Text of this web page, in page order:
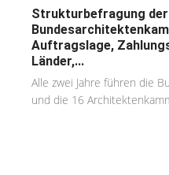
Strukturbefragung der
Auftragslage,
Länder,...
Alle zwei Jahre führen die
und die 16